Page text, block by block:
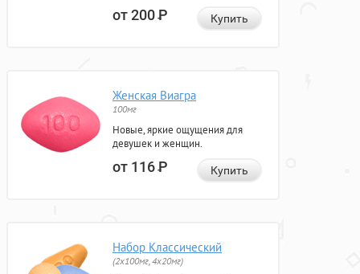
от 200Р Купить
Женская Виагра
100мг
Новые, яркие ощущения для
девушек и женщин.
от 116Р Купить
Набор Классический
(2x100мг, 4x20мг)